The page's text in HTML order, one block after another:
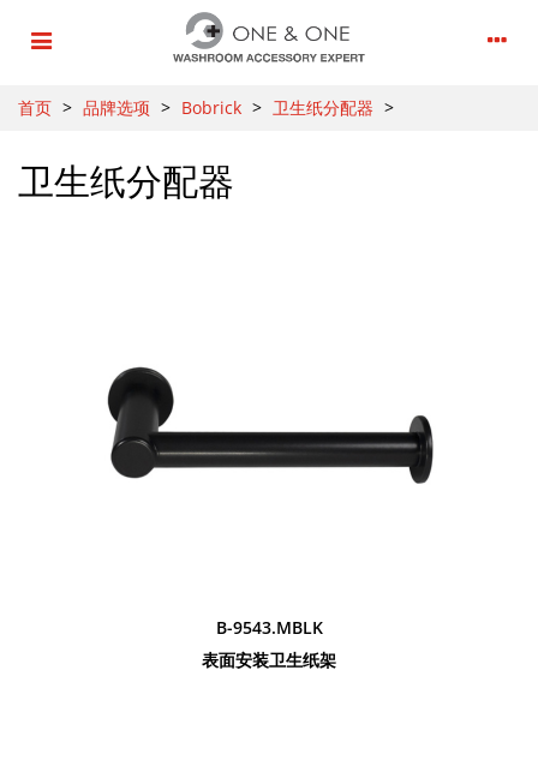
首页 > 品牌选项 > Bobrick > 卫生纸分配器 >
卫生纸分配器
B-9543.MBLK
表面安装卫生纸架